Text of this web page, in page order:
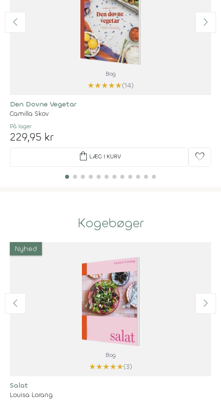
Bog
★★★★★(14)
Den Dovne Vegetar
Camilla Skov
På lager
229,95 kr
shopping_bag LÆG I KURV favorite
Kogebøger
Nyhed
Bog
★★★★★(3)
Salat
Louisa Lorang